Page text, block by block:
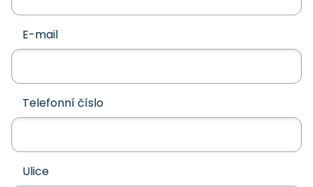
E-mail
Telefonní číslo
Ulice